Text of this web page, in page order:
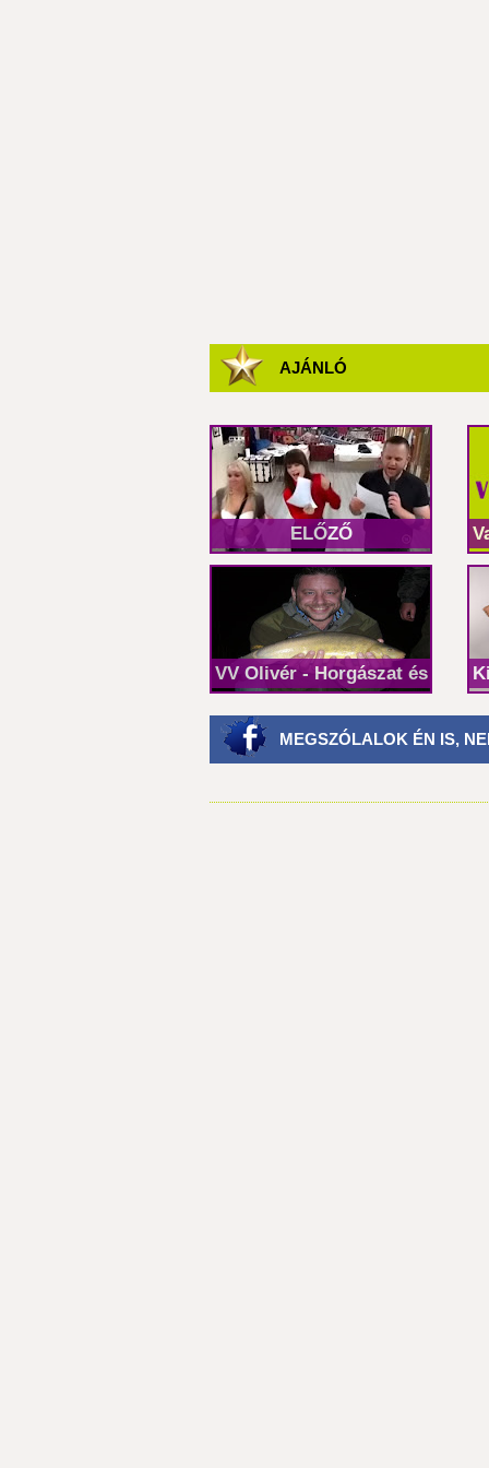
AJÁNLÓ
ELŐZŐ
VV Olivér - Horgászat és
MEGSZÓLALOK ÉN IS,